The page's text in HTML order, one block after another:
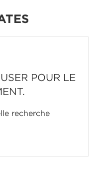
POUR LE
recherche